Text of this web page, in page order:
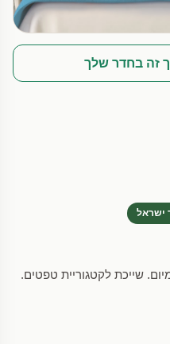
זה בחדר שלך
ישראל
שייכת לקטגוריית טפטים.